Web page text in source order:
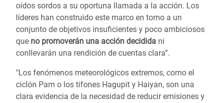
oídos sordos a su oportuna llamada a la acción. Los
líderes han construido este marco en torno a un
conjunto de objetivos insuficientes y poco ambiciosos
que no promoverán una acción decidida ni
conllevarán una rendición de cuentas clara”.
"Los fenómenos meteorológicos extremos, como el
ciclón Pam o los tifones Hagupit y Haiyan, son una
clara evidencia de la necesidad de reducir emisiones y